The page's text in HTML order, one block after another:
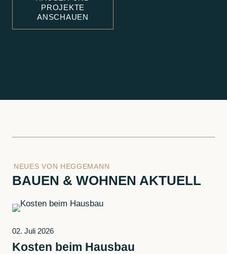
PROJEKTE
ANSCHAUEN
NEUES VON HEGGEMANN
BAUEN & WOHNEN AKTUELL
02. Juli 2026
Kosten beim Hausbau